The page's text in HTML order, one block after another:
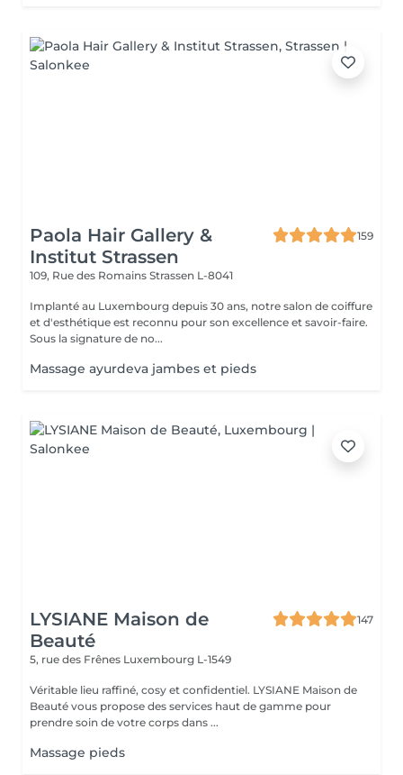
Paola Hair Gallery &
Institut Strassen
159
109, Rue des Romains Strassen L-8041
Implanté au Luxembourg depuis 30 ans, notre salon de coiffure
et d'esthétique est reconnu pour son excellence et savoir-faire.
Sous la signature de no...
Massage ayurdeva jambes et pieds
LYSIANE Maison de
Beauté
147
5, rue des Frênes Luxembourg L-1549
Véritable lieu raffiné, cosy et confidentiel. LYSIANE Maison de
Beauté vous propose des services haut de gamme pour
prendre soin de votre corps dans ...
Massage pieds